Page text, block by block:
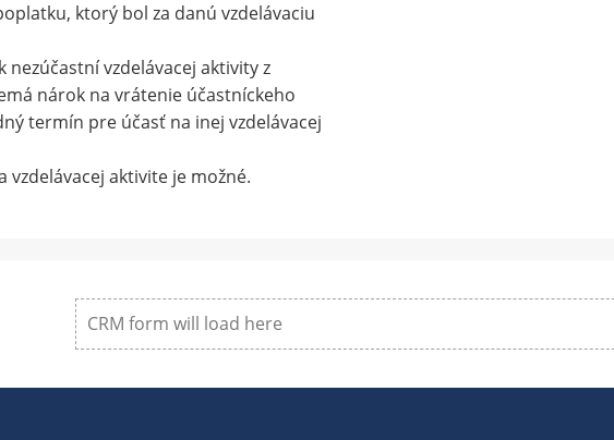
ktorý bol za danú vzdelávaciu
nezúčastní vzdelávacej aktivity z
nárok na vrátenie účastníckeho
termín pre účasť na inej vzdelávacej
vzdelávacej aktivite je možné.
CRM form will load here